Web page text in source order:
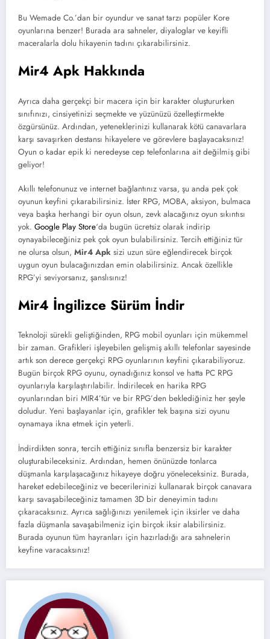
Bu Wemade Co.’dan bir oyundur ve sanat tarzı popüler Kore
oyunlarına benzer! Burada ara sahneler, diyaloglar ve keyifli
maceralarla dolu hikayenin tadını çıkarabilirsiniz.
Mir4 Apk Hakkında
Ayrıca daha gerçekçi bir macera için bir karakter oluştururken
sınıfınızı, cinsiyetinizi seçmekte ve yüzünüzü özelleştirmekte
özgürsünüz. Ardından, yeteneklerinizi kullanarak kötü canavarlara
karşı savaşırken destansı hikayelere ve görevlere başlayacaksınız!
Oyun o kadar epik ki neredeyse cep telefonlarına ait değilmiş gibi
geliyor!
Akıllı telefonunuz ve internet bağlantınız varsa, şu anda pek çok
oyunun keyfini çıkarabilirsiniz. İster RPG, MOBA, aksiyon, bulmaca
veya başka herhangi bir oyun olsun, zevk alacağınız oyun sıkıntısı
yok. Google Play Store‘da bugün ücretsiz olarak indirip
oynayabileceğiniz pek çok oyun bulabilirsiniz. Tercih ettiğiniz tür
ne olursa olsun, Mir4 Apk sizi uzun süre eğlendirecek birçok
uygun oyun bulacağınızdan emin olabilirsiniz. Ancak özellikle
RPG’yi seviyorsanız, şanslısınız!
Mir4 İngilizce Sürüm İndir
Teknoloji sürekli geliştiğinden, RPG mobil oyunları için mükemmel
bir zaman. Grafikleri işleyebilen gelişmiş akıllı telefonlar sayesinde
artık son derece gerçekçi RPG oyunlarının keyfini çıkarabiliyoruz.
Bugün birçok RPG oyunu, oynadığınız konsol ve hatta PC RPG
oyunlarıyla karşılaştırılabilir. İndirilecek en harika RPG
oyunlarından biri MIR4’tür ve bir RPG’den beklediğiniz her şeyle
doludur. Yeni başlayanlar için, grafikler tek başına sizi oyunu
oynamaya ikna etmek için yeterli.
İndirdikten sonra, tercih ettiğiniz sınıfla benzersiz bir karakter
oluşturabileceksiniz. Ardından, hemen önünüzde tonlarca
düşmanla karşılaşacağınız hikayeye doğru yöneleceksiniz. Burada,
hareket edebileceğiniz ve becerilerinizi kullanarak birçok canavara
karşı savaşabileceğiniz tamamen 3D bir deneyimin tadını
çıkaracaksınız. Ayrıca sağlığınızı yenilemek için iksirler ve daha
fazla düşmanla savaşabilmeniz için birçok iksir alabilirsiniz.
Burada oyunun tüm hayranları için hazırladığı ara sahnelerin
keyfine varacaksınız!